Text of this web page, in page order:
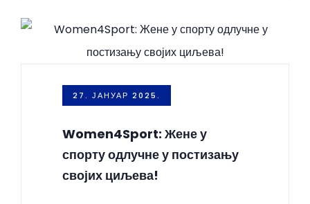
27. ЈАНУАР 2025.
Women4Sport: Жене у
спорту одлучне у постизању
својих циљева!